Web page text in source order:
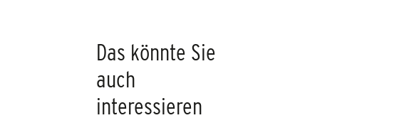
Das könnte Sie
auch
interessieren